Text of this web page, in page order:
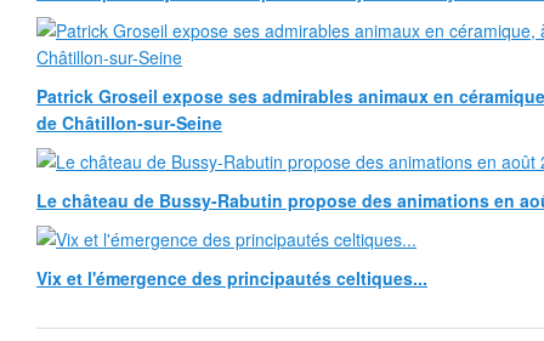
Patrick Groseil expose ses admirables animaux en
de Châtillon-sur-Seine
Le château de Bussy-Rabutin propose des animations en
Vix et l'émergence des principautés celtiques...